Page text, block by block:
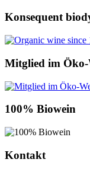
Konsequent
Mitglied im
100% Biowein
Kontakt